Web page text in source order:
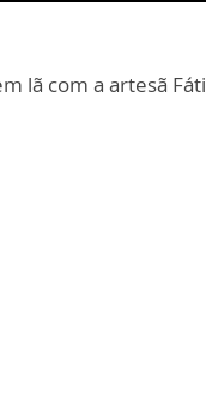
lã com a artesã